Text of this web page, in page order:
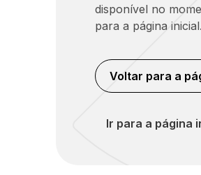
disponível no
para a página inicial.
Voltar para a
Ir para a página